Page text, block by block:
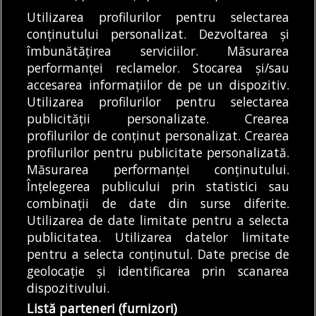
Articole Cultură Știri
Trei piese celebre se joacă la Teatrul
Național la finalul lunii august. Programul
reprezentațiilor
MODIFICĂ SETĂRILE COOKIES
© Copyright 2025 - Buletin de București.
Găzduit dePresslabs.com. Powered by TRS Design.
Despre
Noi
Media
Kit
Politică De
Confidențialitate
Cookie
Policy (EU)
Cookie
Policy
Tweet
Share this selection
Utilizarea profilurilor pentru selectarea
conținutului personalizat. Dezvoltarea și
îmbunătățirea serviciilor. Măsurarea
performanței reclamelor. Stocarea și/sau
accesarea informațiilor de pe un dispozitiv.
Utilizarea profilurilor pentru selectarea
publicității personalizate. Crearea
profilurilor de conținut personalizat. Crearea
profilurilor pentru publicitate personalizată.
Măsurarea performanței conținutului.
Înțelegerea publicului prin statistici sau
combinații de date din surse diferite.
Utilizarea de date limitate pentru a selecta
publicitatea. Utilizarea datelor limitate
pentru a selecta conținutul. Date precise de
geolocație și identificarea prin scanarea
dispozitivului.
Listă parteneri (furnizori)